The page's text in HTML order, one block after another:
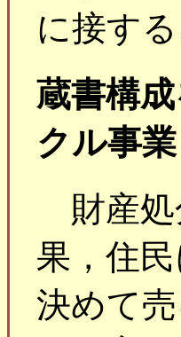
に接す
蔵書構
クル事業
財産処
果，住
決めて